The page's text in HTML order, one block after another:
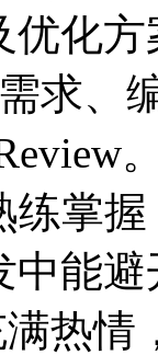
优化
求、
练掌
中能
热情